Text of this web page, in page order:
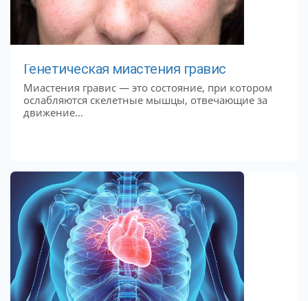
Генетическая миастения гравис
Миастения гравис — это состояние, при котором
ослабляются скелетные мышцы, отвечающие за
движение...